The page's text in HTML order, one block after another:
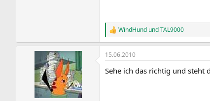
R
e
a
k
i
WindHund undTAL9000
15.06.2010
Sehe ich das richtig und steht